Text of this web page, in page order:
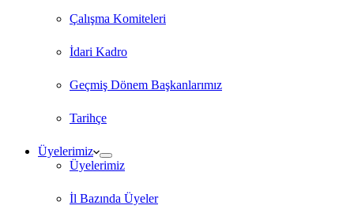
Çalışma Komiteleri
İdari Kadro
Geçmiş Dönem Başkanlarımız
Tarihçe
Üyelerimiz
Üyelerimiz
İl Bazında Üyeler